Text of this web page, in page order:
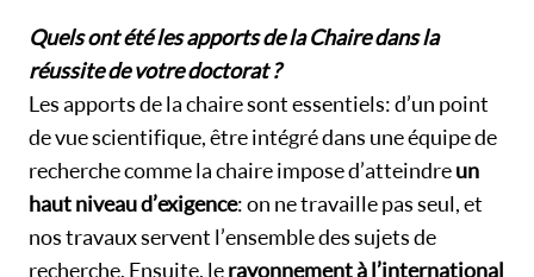
Quels ont été les apports de la Chaire dans la
réussite de votre doctorat ?
Les apports de la chaire sont essentiels : d’un point
de vue scientifique, être intégré dans une équipe de
recherche comme la chaire impose d’atteindreun
haut niveau d’exigence: on ne travaille pas seul, et
nos travaux servent l’ensemble des sujets de
recherche. Ensuite, lerayonnement à l’international